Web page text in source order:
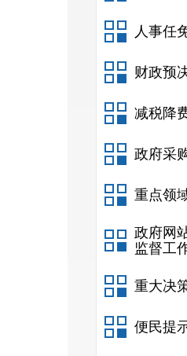
人事任
财政预
减税降
政府采
重点领
政府网
监督工
重大决
便民提